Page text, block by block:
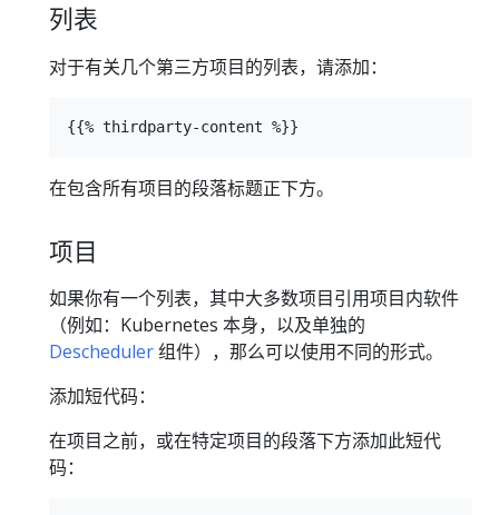
列表
对于有关几个第三方项目的列表，请添加：
在包含所有项目的段落标题正下方。
项目
如果你有一个列表，其中大多数项目引用项目内软件
（例如：Kubernetes 本身，以及单独的
Descheduler组件），那么可以使用不同的形式。
添加短代码：
在项目之前，或在特定项目的段落下方添加此短代
码：